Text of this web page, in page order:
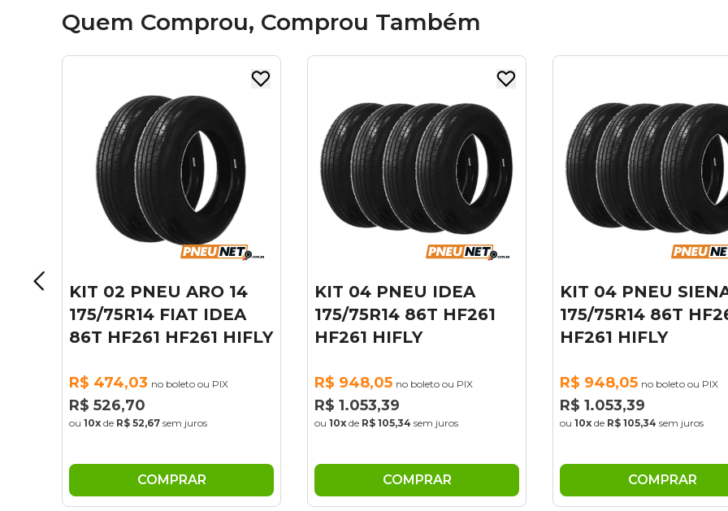
Quem Comprou, Comprou Também
KIT 04 PNEU IDEA
175/75R14 86T HF261
HF261 HIFLY
R$ 948,05 no boleto ou PIX
R$ 1.053,39
ou10x deR$ 105,34sem juros
COMPRAR
KIT 04 PNEU SIENA
175/75R14 86T HF261
HF261 HIFLY
R$ 948,05 no boleto ou PIX
R$ 1.053,39
ou10x deR$ 105,34sem juros
COMPRAR
PNEU ARO 15
195/50R15 HIFLY
TL HF261
R$ 279,27 no boleto ou
R$ 310,30
ou10x deR$ 31,03sem juros
COMPRAR